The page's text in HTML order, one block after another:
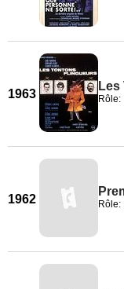
1963 Rôle:
1962 Rôle: